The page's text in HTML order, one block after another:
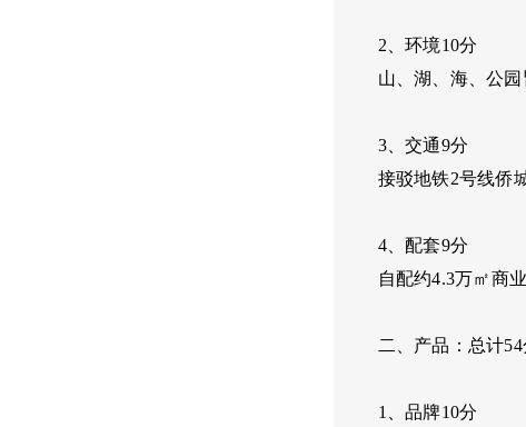
2、环境10分
山、湖、海、公
3、交通9分
接驳地铁2号线侨
4、配套9分
自配约4.3万㎡商
二、产品：总计54
1、品牌10分